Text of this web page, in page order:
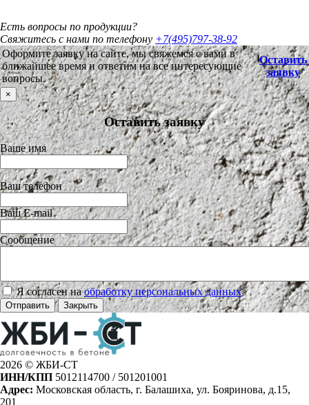
Есть вопросы по продукции?
Свяжитесь с нами по телефону +7(495)797-38-92
Оформите заявку на сайте, мы свяжемся с вами в
ближайшее время и ответим на все интересующие
вопросы.
Оставить
заявку
×
Оставить заявку
Ваше имя
Ваш телефон
Ваш E-mail
Сообщение
Я согласен наобработку персональных данных>
Отправить Закрыть
2026 © ЖБИ-СТ
ИНН/КПП 5012114700 / 501201001
Адрес: Московская область, г. Балашиха, ул. Бояринова, д.15,
201